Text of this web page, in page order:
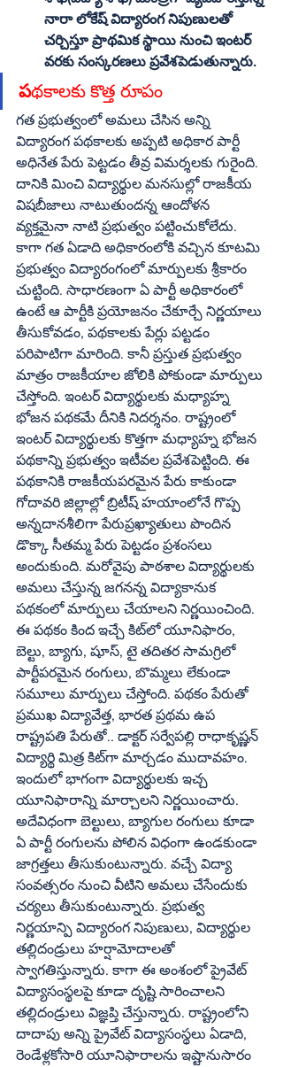
నారా లోకేష్‌ విద్యారంగ నిపుణులతో
చర్చిస్తూ ప్రాథమిక స్థాయి నుంచి ఇంటర్‌
వరకు సంస్కరణలు ప్రవేశపెడుతున్నారు.
పథకాలకు కొత్త రూపం
గత ప్రభుత్వంలో అమలు చేసిన అన్ని
విద్యారంగ పథకాలకు అప్పటి అధికార పార్టీ
అధినేత పేరు పెట్టడం తీవ్ర విమర్శలకు గురైంది.
దానికి మించి విద్యార్థుల మనసుల్లో రాజకీయ
విషబీజాలు నాటుతుందన్న ఆందోళన
వ్యక్తమైనా నాటి ప్రభుత్వం పట్టించుకోలేదు.
కాగా గత ఏడాది అధికారంలోకి వచ్చిన కూటమి
ప్రభుత్వం విద్యారంగంలో మార్పులకు శ్రీకారం
చుట్టింది. సాధారణంగా ఏ పార్టీ అధికారంలో
ఉంటే ఆ పార్టీకి ప్రయోజనం చేకూర్చే నిర్ణయాలు
తీసుకోవడం, పథకాలకు పేర్లు పట్టడం
పరిపాటిగా మారింది. కానీ ప్రస్తుత ప్రభుత్వం
మాత్రం రాజకీయాల జోలికి పోకుండా మార్పులు
చేస్తోంది. ఇంటర్‌ విద్యార్థులకు మధ్యాహ్న
భోజన పథకమే దీనికి నిదర్శనం. రాష్ట్రంలో
ఇంటర్‌ విద్యార్థులకు కొత్తగా మధ్యాహ్న భోజన
పథకాన్ని ప్రభుత్వం ఇటీవల ప్రవేశపెట్టింది. ఈ
పథకానికి రాజకీయపరమైన పేరు కాకుండా
గోదావరి జిల్లాల్లో బ్రిటీష్‌ హయాంలోనే గొప్ప
అన్నదానశీలిగా పేరుప్రఖ్యాతులు పొందిన
డొక్కా సీతమ్మ పేరు పెట్టడం ప్రశంసలు
అందుకుంది. మరోవైపు పాఠశాల విద్యార్థులకు
అమలు చేస్తున్న జగనన్న విద్యాకానుక
పథకంలో మార్పులు చేయాలని నిర్ణయించింది.
ఈ పథకం కింద ఇచ్చే కిట్‌లో యూనిఫారం,
బెల్టు, బ్యాగు, షూస్‌, టై తదితర సామగ్రిలో
పార్టీపరమైన రంగులు, బొమ్మలు లేకుండా
సమూలు మార్పులు చేస్తోంది. పథకం పేరుతో
ప్రముఖ విద్యావేత్త, భారత ప్రథమ ఉప
రాష్ట్రపతి పేరుతో.. డాక్టర్‌ సర్వేపల్లి రాధాకృష్ణన్‌
విద్యార్థి మిత్ర కిట్‌గా మార్చడం ముదావహం.
ఇందులో భాగంగా విద్యార్థులకు ఇచ్చ
యూనిఫారాన్ని మార్చాలని నిర్ణయించారు.
అదేవిధంగా బెల్టులు, బ్యాగుల రంగులు కూడా
ఏ పార్టీ రంగులను పోలిన విధంగా ఉండకుండా
జాగ్రత్తలు తీసుకుంటున్నారు. వచ్చే విద్యా
సంవత్సరం నుంచి వీటిని అమలు చేసేందుకు
చర్యలు తీసుకుంటున్నారు. ప్రభుత్వ
నిర్ణయాన్పి విద్యారంగ నిపుణులు, విద్యార్థుల
తల్లిదండ్రులు హర్షామోదాలతో
స్వాగతిస్తున్నారు. కాగా ఈ అంశంలో ప్రైవేట్‌
విద్యాసంస్థలపై కూడా దృష్టి సారించాలని
తల్లిదండ్రులు విజ్ఞప్తి చేస్తున్నారు. రాష్ట్రంలోని
దాదాపు అన్ని ప్రైవేట్‌ విద్యాసంస్థలు ఏడాది,
రెండేళ్లకోసారి యూనిఫారాలను ఇష్టానుసారం